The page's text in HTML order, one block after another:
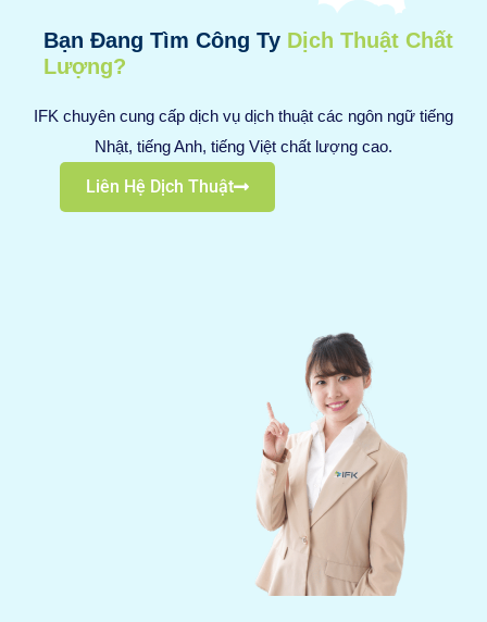
Bạn Đang Tìm Công Ty Dịch Thuật Chất
Lượng?
IFK chuyên cung cấp dịch vụ dịch thuật các ngôn ngữ tiếng
Nhật, tiếng Anh, tiếng Việt chất lượng cao.
Liên Hệ Dịch Thuật